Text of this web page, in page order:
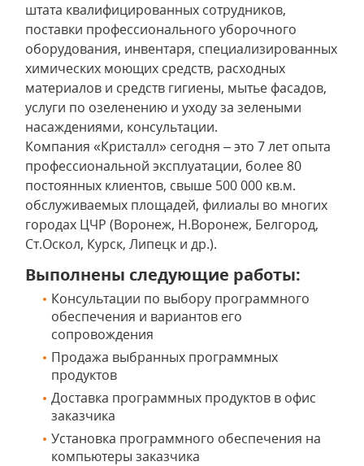
штата квалифицированных сотрудников,
поставки профессионального уборочного
оборудования, инвентаря, специализированных
химических моющих средств, расходных
материалов и средств гигиены, мытье фасадов,
услуги по озеленению и уходу за зелеными
насаждениями, консультации.
Компания «Кристалл» сегодня – это 7 лет опыта
профессиональной эксплуатации, более 80
постоянных клиентов, свыше 500 000 кв.м.
обслуживаемых площадей, филиалы во многих
городах ЦЧР (Воронеж, Н.Воронеж, Белгород,
Ст.Оскол, Курск, Липецк и др.).
Выполнены следующие работы:
Консультации по выбору программного
обеспечения и вариантов его
сопровождения
Продажа выбранных программных
продуктов
Доставка программных продуктов в офис
заказчика
Установка программного обеспечения на
компьютеры заказчика